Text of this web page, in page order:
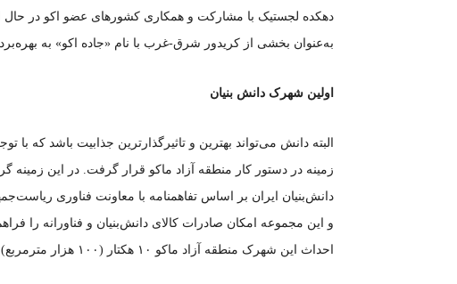
دهکده لجستیک با مشارکت و همکاری کشور‌های عضو اکو در حال
به‌عنوان بخشی از کریدور شرق-غرب با نام «جاده اکو» به
اولین شهرک دانش بنیان
البته دانش می‌تواند بهترین و تاثیرگذارترین جذابیت باشد که با
زمینه در دستور کار منطقه آزاد ماکو قرار گرفت. در این زمینه
دانش‌بنیان ایران بر اساس تفاهمنامه با معاونت فناوری
و این مجموعه امکان صادرات کالای دانش‌بنیان و فناورانه را
احداث این شهرک منطقه آزاد ماکو ۱۰ هکتار (۱۰۰ هزار مترمربع) زمین را به‌صورت رایگان اختصاص داده است.